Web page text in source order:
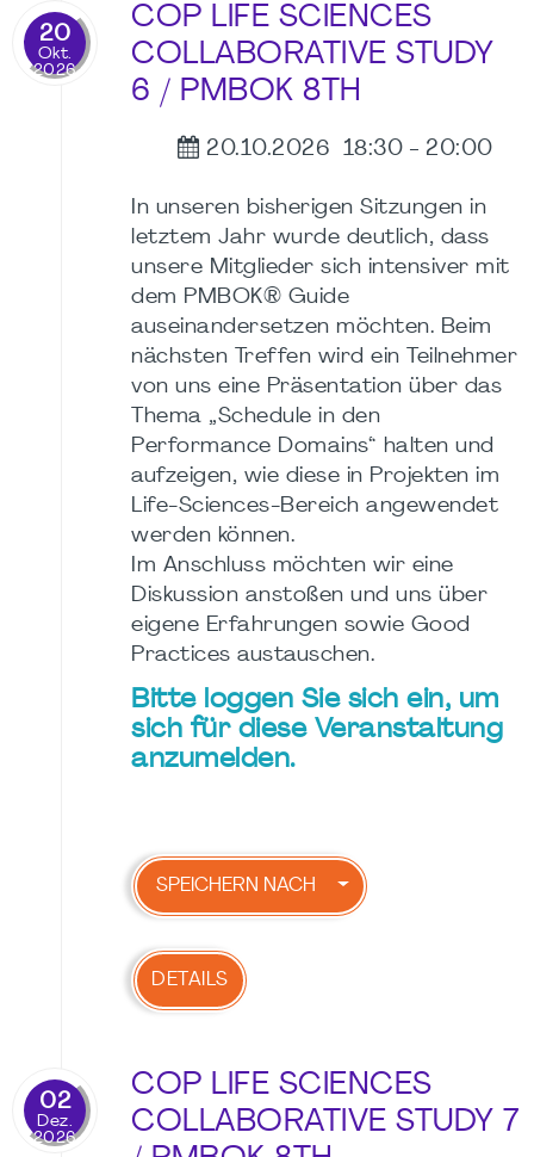
20
Okt.
2026
COP LIFE SCIENCES
COLLABORATIVE STUDY
6 / PMBOK 8TH
20.10.2026 18:30 - 20:00
In unseren bisherigen Sitzungen in
letztem Jahr wurde deutlich, dass
unsere Mitglieder sich intensiver mit
dem PMBOK® Guide
auseinandersetzen möchten. Beim
nächsten Treffen wird ein Teilnehmer
von uns eine Präsentation über das
Thema „Schedule in den
Performance Domains“ halten und
aufzeigen, wie diese in Projekten im
Life-Sciences-Bereich angewendet
werden können.
Im Anschluss möchten wir eine
Diskussion anstoßen und uns über
eigene Erfahrungen sowie Good
Practices austauschen.
Bitte loggen Sie sich ein, um
sich für diese Veranstaltung
anzumelden.
SPEICHERN NACH
DETAILS
02
Dez.
2026
COP LIFE SCIENCES
COLLABORATIVE STUDY 7